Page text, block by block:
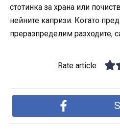
стотинка за храна или
нейните капризи. Когато
преразпределим разходите,
Rate article